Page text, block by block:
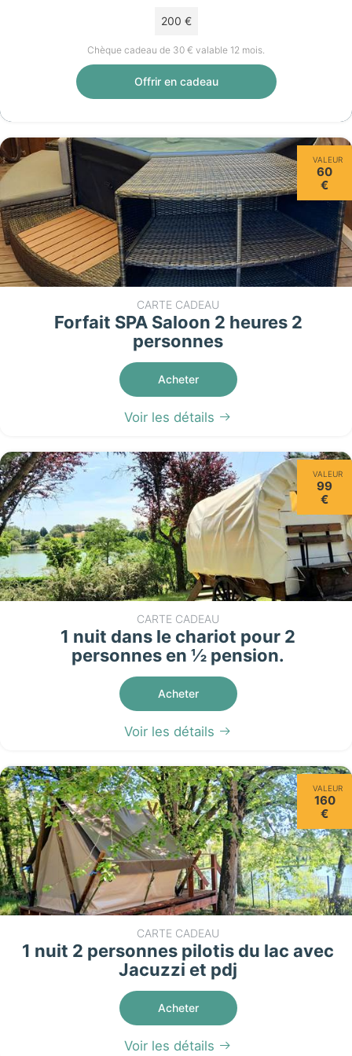
200 €
Chèque cadeau de 30 € valable 12 mois.
Offrir en cadeau
VALEUR
60
€
CARTE CADEAU
Forfait SPA Saloon 2 heures 2
personnes
Acheter
Voir les détails
VALEUR
99
€
CARTE CADEAU
1 nuit dans le chariot pour 2
personnes en ½ pension.
Acheter
Voir les détails
VALEUR
160
€
CARTE CADEAU
1 nuit 2 personnes pilotis du lac avec
Jacuzzi et pdj
Acheter
Voir les détails